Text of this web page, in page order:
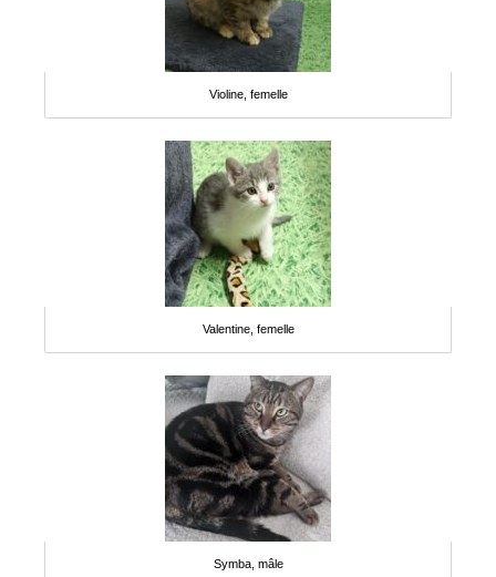
Violine, femelle
Valentine, femelle
Symba, mâle